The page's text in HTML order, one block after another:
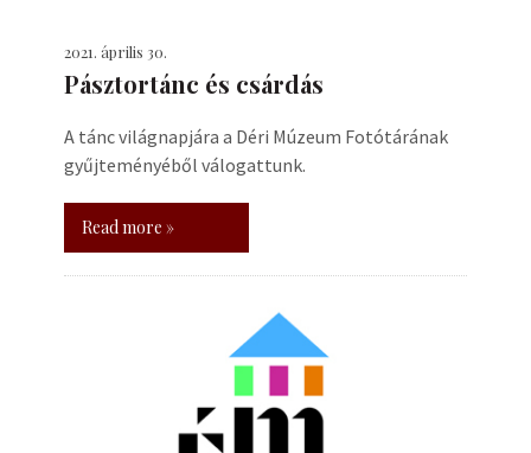
2021. április 30.
Pásztortánc és csárdás
A tánc világnapjára a Déri Múzeum Fotótárának
gyűjteményéből válogattunk.
Read more »